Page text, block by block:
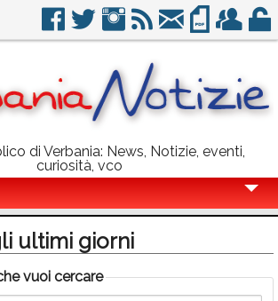
di Verbania: News, Notizie, eventi,
curiosità, vco
ultimi giorni
vuoi cercare